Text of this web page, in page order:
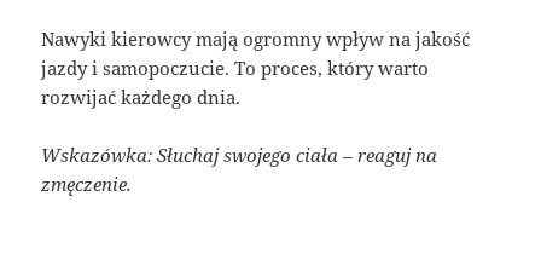
Nawyki kierowcy mają ogromny wpływ na jakość
jazdy i samopoczucie. To proces, który warto
rozwijać każdego dnia.
Wskazówka: Słuchaj swojego ciała – reaguj na
zmęczenie.